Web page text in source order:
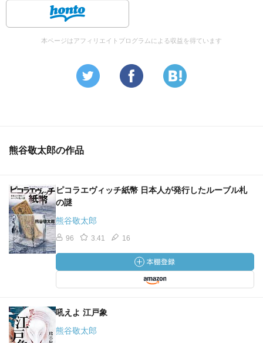
ないかな。
ロシア革命なんてバイカル湖の悲劇なんてのもあったんだ
ちょっとロシアの状況を描いても良かったんじゃないか
本ページはアフィリエイトプログラムによる収益を得ています
熊谷敬太郎の作品
ピコラエヴィッチ紙幣 日本人が発行したルーブル札
の謎
熊谷敬太郎
96 3.41 16
吼えよ 江戸象
熊谷敬太郎